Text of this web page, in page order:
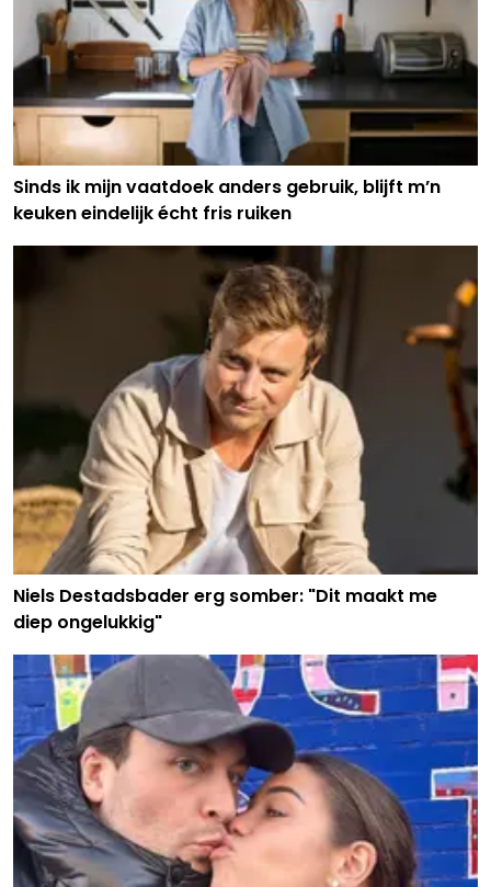
Sinds ik mijn vaatdoek anders gebruik, blijft m’n
keuken eindelijk écht fris ruiken
Niels Destadsbader erg somber: "Dit maakt me
diep ongelukkig"